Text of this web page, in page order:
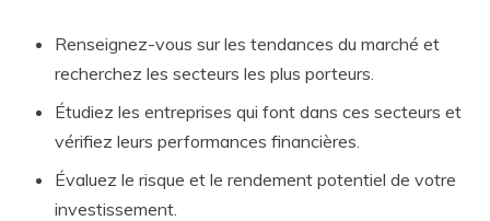
Renseignez-vous sur les tendances du marché et
recherchez les secteurs les plus porteurs.
Étudiez les entreprises qui font dans ces secteurs et
vérifiez leurs performances financières.
Évaluez le risque et le rendement potentiel de votre
investissement.